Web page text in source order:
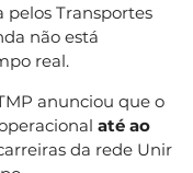
pelos Transportes
não está
real.
anunciou que o
até ao
da rede Unir